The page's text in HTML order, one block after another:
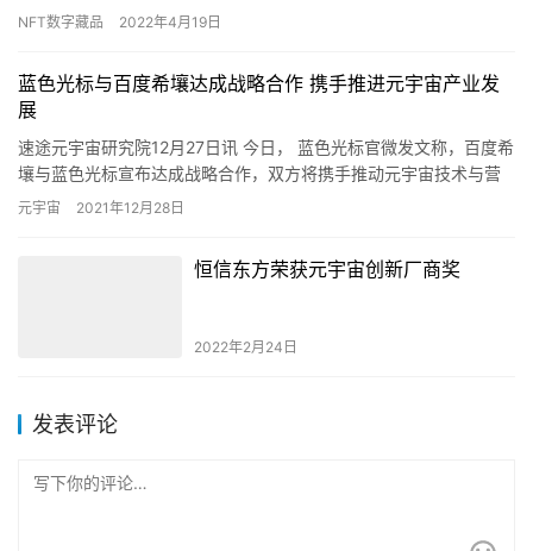
——“海豹数藏”项目正式启动建设。 “海豹数藏”将积极响应…
NFT数字藏品 2022年4月19日
蓝色光标与百度希壤达成战略合作 携手推进元宇宙产业发
展
速途元宇宙研究院12月27日讯 今日， 蓝色光标官微发文称，百度希
壤与蓝色光标宣布达成战略合作，双方将携手推动元宇宙技术与营
销的有机融合，以希壤虚拟空间为基石，共同助力品牌方在元宇…
元宇宙 2021年12月28日
恒信东方荣获元宇宙创新厂商奖
2022年2月24日
发表评论